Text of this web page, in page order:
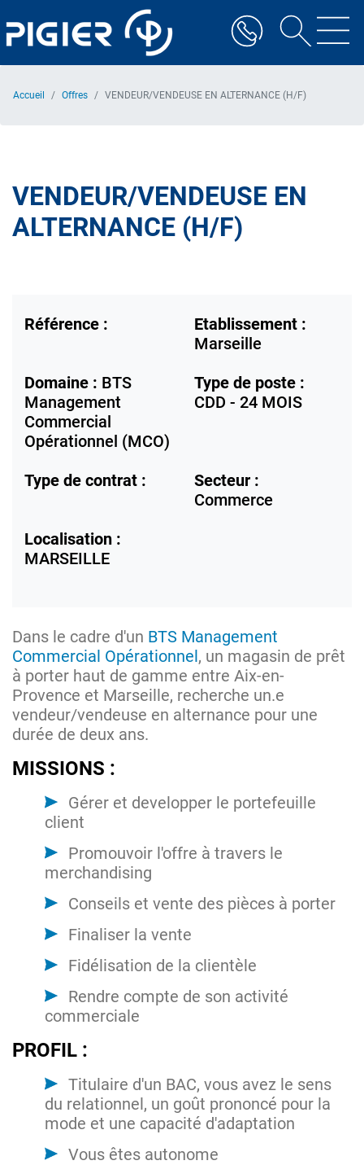
au
contenu
Accueil Offres VENDEUR/VENDEUSE EN ALTERNANCE (H/F)
VENDEUR/VENDEUSE EN
ALTERNANCE (H/F)
Référence :
Etablissement :
Marseille
Domaine : BTS
Management
Commercial
Opérationnel (MCO)
Type de poste :
CDD - 24 MOIS
Type de contrat :
Secteur :
Commerce
Localisation :
MARSEILLE
Dans le cadre d'un BTS Management
Commercial Opérationnel, un magasin de prêt
à porter haut de gamme entre Aix-en-
Provence et Marseille, recherche un.e
vendeur/vendeuse en alternance pour une
durée de deux ans.
MISSIONS :
Gérer et developper le portefeuille
client
Promouvoir l'offre à travers le
merchandising
Conseils et vente des pièces à porter
Finaliser la vente
Fidélisation de la clientèle
Rendre compte de son activité
commerciale
PROFIL :
Titulaire d'un BAC, vous avez le sens
du relationnel, un goût prononcé pour la
mode et une capacité d'adaptation
Vous êtes autonome